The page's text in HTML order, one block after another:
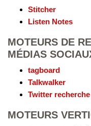
Stitcher
Listen Notes
MOTEURS DE
MÉDIAS
tagboard
Talkwalker
Twitter recherche
MOTEURS